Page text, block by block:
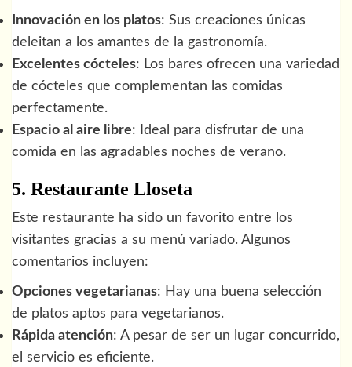
Innovación en los platos: Sus creaciones únicas
deleitan a los amantes de la gastronomía.
Excelentes cócteles: Los bares ofrecen una variedad
de cócteles que complementan las comidas
perfectamente.
Espacio al aire libre: Ideal para disfrutar de una
comida en las agradables noches de verano.
5. Restaurante Lloseta
Este restaurante ha sido un favorito entre los
visitantes gracias a su menú variado. Algunos
comentarios incluyen:
Opciones vegetarianas: Hay una buena selección
de platos aptos para vegetarianos.
Rápida atención: A pesar de ser un lugar concurrido,
el servicio es eficiente.